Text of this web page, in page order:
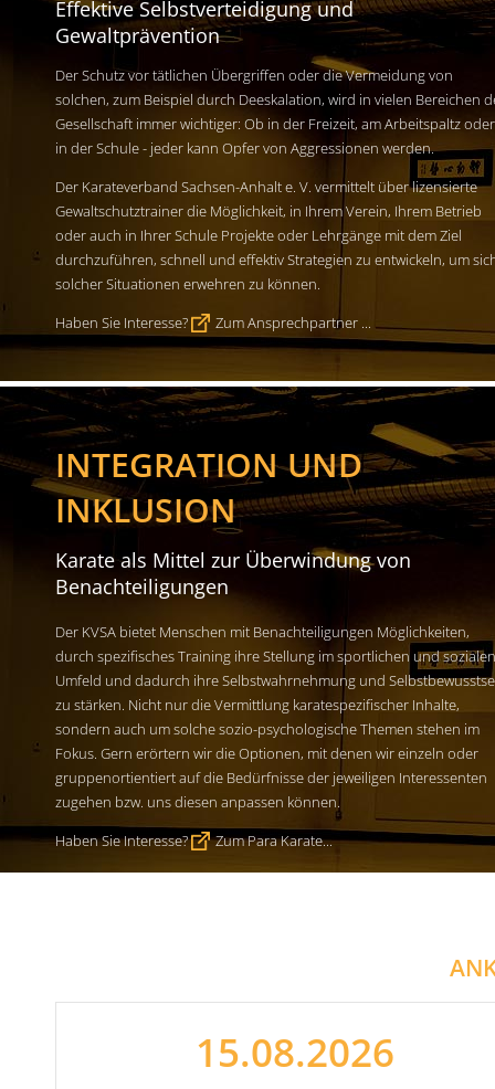
Effektive Selbstverteidigung und
Gewaltprävention
Der Schutz vor tätlichen Übergriffen oder die Vermeidung von
solchen, zum Beispiel durch Deeskalation, wird in vielen Bereichen
Gesellschaft immer wichtiger: Ob in der Freizeit, am Arbeitspaltz oder
in der Schule - jeder kann Opfer von Aggressionen werden.
Der Karateverband Sachsen-Anhalt e. V. vermittelt über lizensierte
Gewaltschutztrainer die Möglichkeit, in Ihrem Verein, Ihrem Betrieb
oder auch in Ihrer Schule Projekte oder Lehrgänge mit dem Ziel
durchzuführen, schnell und effektiv Strategien zu entwickeln, um
solcher Situationen erwehren zu können.
Haben Sie Interesse?
Zum Ansprechpartner ...
INTEGRATION UND
INKLUSION
Karate als Mittel zur Überwindung von
Benachteiligungen
Der KVSA bietet Menschen mit Benachteiligungen Möglichkeiten,
durch spezifisches Training ihre Stellung im sportlichen und sozialen
Umfeld und dadurch ihre Selbstwahrnehmung und
zu stärken. Nicht nur die Vermittlung karatespezifischer Inhalte,
sondern auch um solche sozio-psychologische Themen stehen im
Fokus. Gern erörtern wir die Optionen, mit denen wir einzeln oder
gruppenortientiert auf die Bedürfnisse der jeweiligen Interessenten
zugehen bzw. uns diesen anpassen können.
Haben Sie Interesse?
Zum Para Karate...
15.08.2026